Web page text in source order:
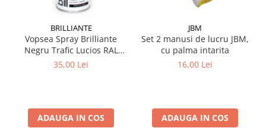
BRILLIANTE
Vopsea Spray Brilliante
Negru Trafic Lucios RAL
9017 400 ml
35,00 Lei
ADAUGA IN COS
JBM
Set 2 manusi de lucru JBM,
cu palma intarita
16,00 Lei
ADAUGA IN COS